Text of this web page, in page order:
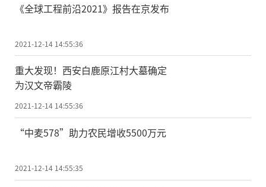
《全球工程前沿2021》报告在京发布
2021-12-14 14:55:36
重大发现！西安白鹿原江村大墓确定
为汉文帝霸陵
2021-12-14 14:55:36
“中麦578”助力农民增收5500万元
2021-12-14 14:55:35